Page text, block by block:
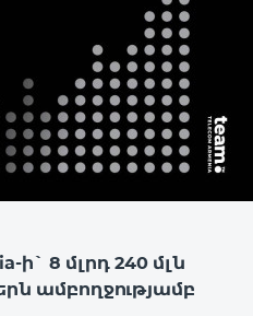
ի` 8 մլրդ 240 մլն
ամբողջությամբ